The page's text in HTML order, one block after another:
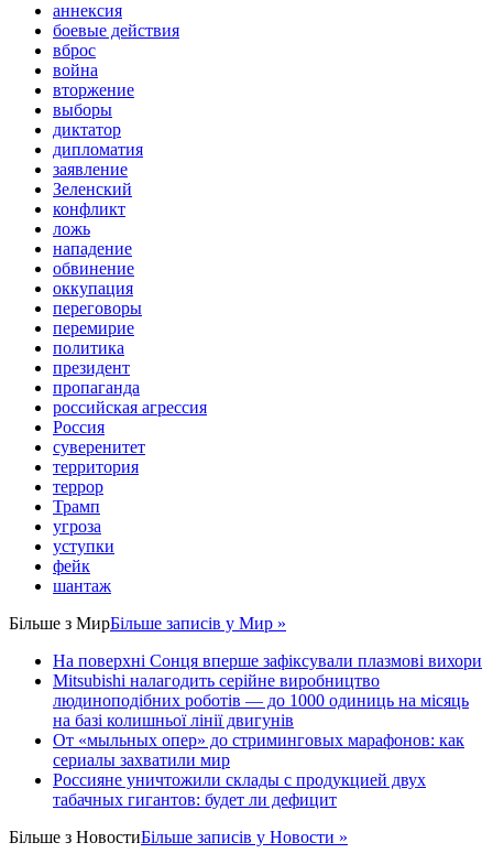
аннексия
боевые действия
вброс
война
вторжение
выборы
диктатор
дипломатия
заявление
Зеленский
конфликт
ложь
нападение
обвинение
оккупация
переговоры
перемирие
политика
президент
пропаганда
российская агрессия
Россия
суверенитет
территория
террор
Трамп
угроза
уступки
фейк
шантаж
Більше з МирБільше записів у Мир »
На поверхні Сонця вперше зафіксували плазмові вихори
Mitsubishi налагодить серійне виробництво
людиноподібних роботів — до 1000 одиниць на місяць
на базі колишньої лінії двигунів
От «мыльных опер» до стриминговых марафонов: как
сериалы захватили мир
Россияне уничтожили склады с продукцией двух
табачных гигантов: будет ли дефицит
Більше з НовостиБільше записів у Новости »